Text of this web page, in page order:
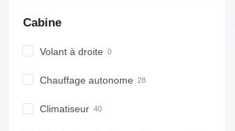
Cabine
Volant à droite
Chauffage autonome
Climatiseur